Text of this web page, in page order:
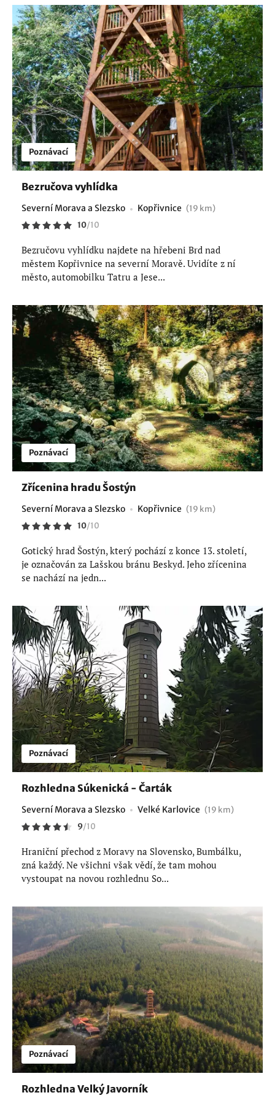
Poznávací
Bezručova vyhlídka
Severní Morava a Slezsko Kopřivnice (19 km)
10/10
Bezručovu vyhlídku najdete na hřebeni Brd nad
městem Kopřivnice na severní Moravě. Uvidíte z ní
město, automobilku Tatru a Jese...
Poznávací
Zřícenina hradu Šostýn
Severní Morava a Slezsko Kopřivnice (19 km)
10/10
Gotický hrad Šostýn, který pochází z konce 13. století,
je označován za Lašskou bránu Beskyd. Jeho zřícenina
se nachází na jedn...
Poznávací
Rozhledna Súkenická - Čarták
Severní Morava a Slezsko Velké Karlovice (19 km)
9/10
Hraniční přechod z Moravy na Slovensko, Bumbálku,
zná každý. Ne všichni však vědí, že tam mohou
vystoupat na novou rozhlednu So...
Poznávací
Rozhledna Velký Javorník